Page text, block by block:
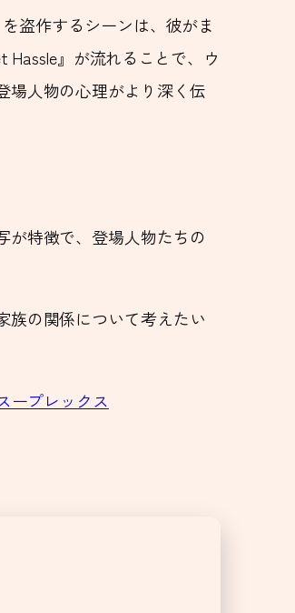
盗作するシーンは、彼がま
』が流れることで、ウ
場人物の心理がより深く伝
が特徴で、登場人物たちの
族の関係について考えたい
ープレックス